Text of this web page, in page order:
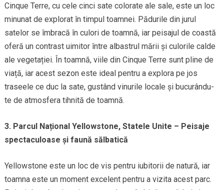
Cinque Terre, cu cele cinci sate colorate ale sale, este un loc
minunat de explorat în timpul toamnei. Pădurile din jurul
satelor se îmbracă în culori de toamnă, iar peisajul de coastă
oferă un contrast uimitor între albastrul mării și culorile calde
ale vegetației. În toamnă, viile din Cinque Terre sunt pline de
viață, iar acest sezon este ideal pentru a explora pe jos
traseele ce duc la sate, gustând vinurile locale și bucurându-
te de atmosfera tihnită de toamnă.
3. Parcul Național Yellowstone, Statele Unite – Peisaje
spectaculoase și faună sălbatică
Yellowstone este un loc de vis pentru iubitorii de natură, iar
toamna este un moment excelent pentru a vizita acest parc.